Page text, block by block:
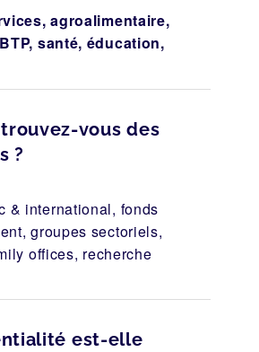
agroalimentaire,
santé, éducation,
vous des
?
& international, fonds
groupes sectoriels,
offices, recherche
est-elle